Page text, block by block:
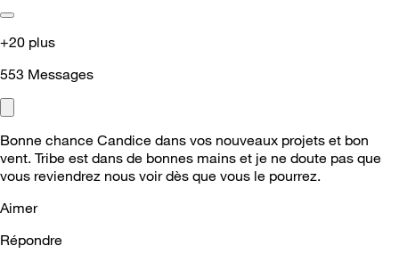
+20 plus
553 Messages
Bonne chance Candice dans vos nouveaux projets et bon
vent. Tribe est dans de bonnes mains et je ne doute pas que
vous reviendrez nous voir dès que vous le pourrez.
Aimer
Répondre